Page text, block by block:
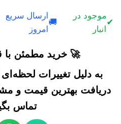
✔
موجود در
انبار
🚚
ارسال سریع
امروز
🚀 خرید مطمئن با
به دلیل تغییرات
دریافت بهترین قیمت و
تماس